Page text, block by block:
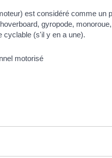
est considéré comme
gyropode,
cyclable (s'il y en a une).